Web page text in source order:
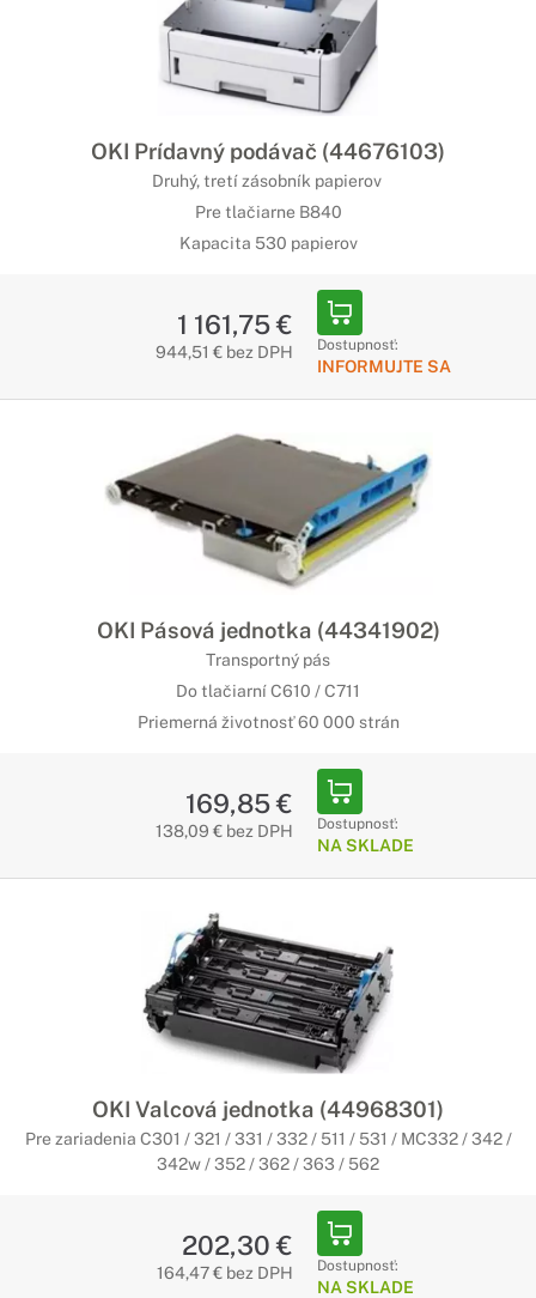
OKI Prídavný podávač (44676103)
Druhý, tretí zásobník papierov
Pre tlačiarne B840
Kapacita 530 papierov
1 161,75 €
944,51 € bez DPH Dostupnosť:
INFORMUJTE SA
OKI Pásová jednotka (44341902)
Transportný pás
Do tlačiarní C610 / C711
Priemerná životnosť 60 000 strán
169,85 €
138,09 € bez DPH Dostupnosť:
NA SKLADE
OKI Valcová jednotka (44968301)
Pre zariadenia C301 / 321 / 331 / 332 / 511 / 531 / MC332 / 342 /
342w / 352 / 362 / 363 / 562
202,30 €
164,47 € bez DPH Dostupnosť:
NA SKLADE